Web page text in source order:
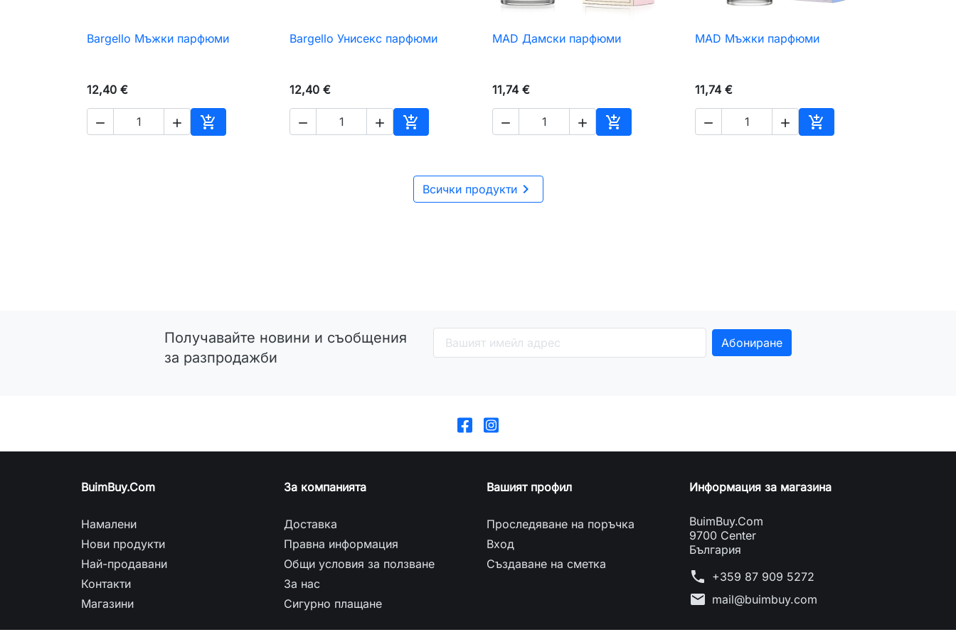
 Бърз преглед
Bargello Мъжки парфюми
12,40 €
  
Добавяне към количката
 Бърз преглед
Bargello Унисекс парфюми
12,40 €
  
Добавяне към количката
 Бърз преглед
MAD Дамски парфюми
11,74 €
  
Добавяне към количката
 Бърз преглед
MAD Мъжки парфюми
11,74 €
  
Добавяне към
Всички продукти
Получавайте новини и съобщения
за разпродажби
BuimBuy.Com
Намалени
Нови продукти
Най-продавани
Контакти
Магазини
За компанията
Доставка
Правна информация
Общи условия за ползване
За нас
Сигурно плащане
Вашият профил
Проследяване на поръчка
Вход
Създаване на сметка
Информация за магазина
BuimBuy.Com
9700 Center
България
phone +359 87 909 5272
mail mail@buimbuy.com